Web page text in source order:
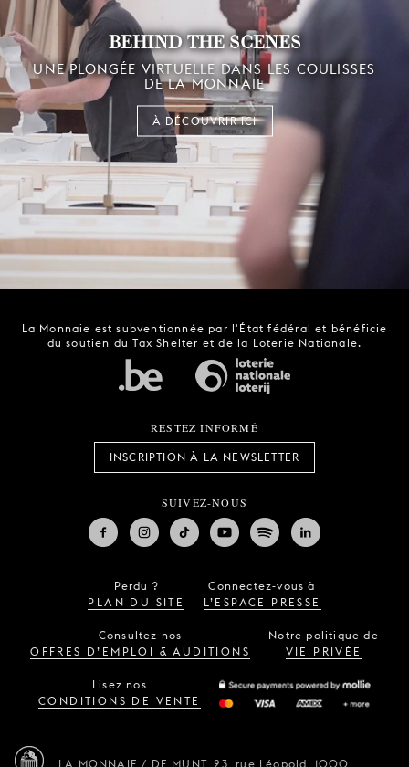
BEHIND THE SCENES
UNE PLONGÉE VIRTUELLE DANS LES COULISSES
DE LA MONNAIE
À DÉCOUVRIR ICI
La Monnaie est subventionnée par l'État fédéral et bénéficie
du soutien du Tax Shelter et de la Loterie Nationale.
RESTEZ INFORMÉ
INSCRIPTION À LA NEWSLETTER
SUIVEZ-NOUS
Perdu ?
PLAN DU SITE
Connectez-vous à
L’ESPACE PRESSE
Consultez nos
OFFRES D’EMPLOI & AUDITIONS
Notre politique de
VIE PRIVÉE
Lisez nos
CONDITIONS DE VENTE
LA MONNAIE / DE MUNT, 23, rue Léopold, 1000